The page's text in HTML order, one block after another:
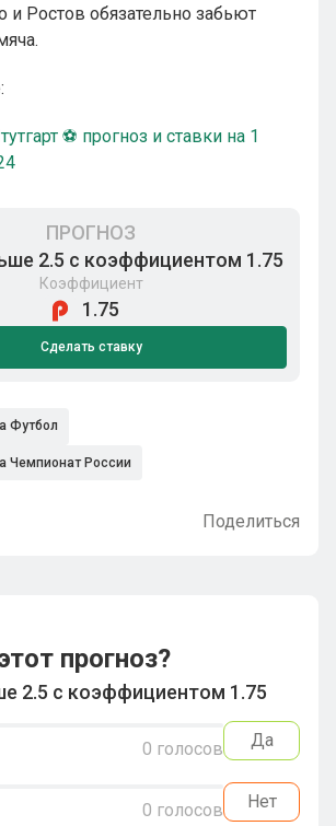
и Ростов обязательно забьют
⚽ прогноз и ставки на 1
ПРОГНОЗ
2.5 с коэффициентом 1.75
Коэффициент
1.75
Сделать ставку
Футбол
Чемпионат России
Поделиться
прогноз?
2.5 с коэффициентом 1.75
0 голосов Да
0 голосов Нет